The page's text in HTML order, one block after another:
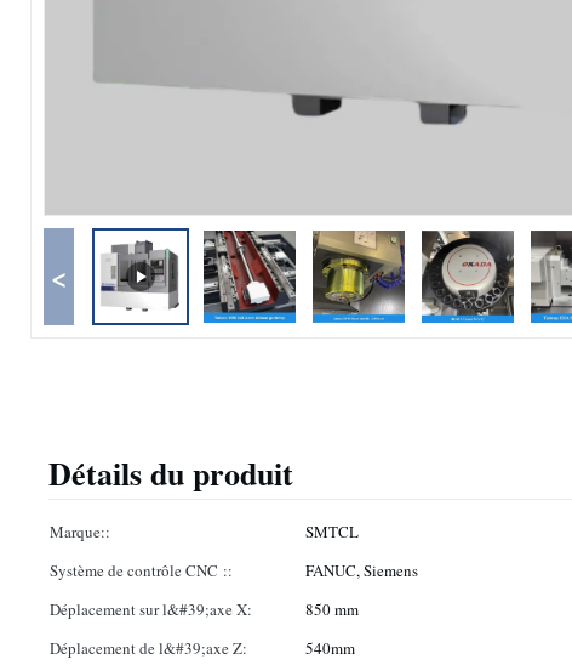
<
Détails du produit
Marque:: SMTCL
Système de contrôle CNC ::
FANUC, Siemens
Déplacement sur l&#39;axe X:
850 mm
Déplacement de l&#39;axe Z:
540mm